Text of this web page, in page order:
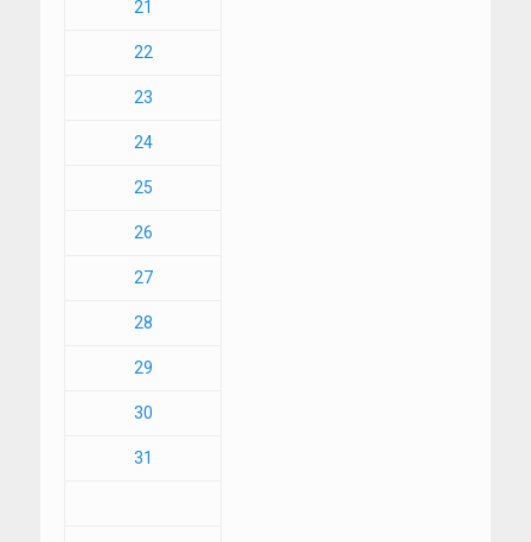
21
22
23
24
25
26
27
28
29
30
31